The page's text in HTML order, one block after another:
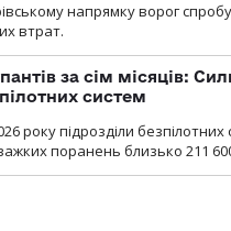
напрямку ворог
втрат.
за сім місяців:
систем
року підрозділи
поранень близько 211